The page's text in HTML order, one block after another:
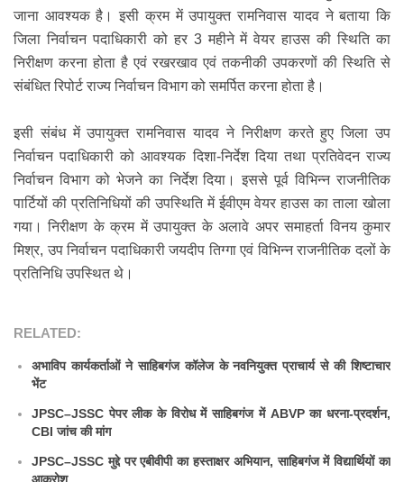
जाना आवश्यक है। इसी क्रम में उपायुक्त रामनिवास यादव ने बताया कि
जिला निर्वाचन पदाधिकारी को हर 3 महीने में वेयर हाउस की स्थिति का
निरीक्षण करना होता है एवं रखरखाव एवं तकनीकी उपकरणों की स्थिति से
संबंधित रिपोर्ट राज्य निर्वाचन विभाग को समर्पित करना होता है।
इसी संबंध में उपायुक्त रामनिवास यादव ने निरीक्षण करते हुए जिला उप
निर्वाचन पदाधिकारी को आवश्यक दिशा-निर्देश दिया तथा प्रतिवेदन राज्य
निर्वाचन विभाग को भेजने का निर्देश दिया। इससे पूर्व विभिन्न राजनीतिक
पार्टियों की प्रतिनिधियों की उपस्थिति में ईवीएम वेयर हाउस का ताला खोला
गया। निरीक्षण के क्रम में उपायुक्त के अलावे अपर समाहर्ता विनय कुमार
मिश्र, उप निर्वाचन पदाधिकारी जयदीप तिग्गा एवं विभिन्न राजनीतिक दलों के
प्रतिनिधि उपस्थित थे।
RELATED:
अभाविप कार्यकर्ताओं ने साहिबगंज कॉलेज के नवनियुक्त प्राचार्य से की शिष्टाचार
भेंट
JPSC–JSSC पेपर लीक के विरोध में साहिबगंज में ABVP का धरना-प्रदर्शन,
CBI जांच की मांग
JPSC–JSSC मुद्दे पर एबीवीपी का हस्ताक्षर अभियान, साहिबगंज में विद्यार्थियों का
आक्रोश